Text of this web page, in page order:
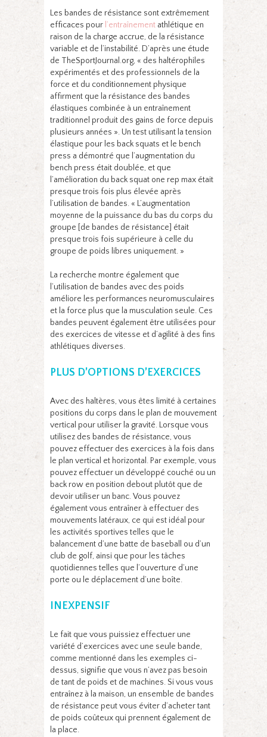
Les bandes de résistance sont extrêmement
efficaces pour l’entraînement athlétique en
raison de la charge accrue, de la résistance
variable et de l’instabilité. D’après une étude
de TheSportJournal.org, « des haltérophiles
expérimentés et des professionnels de la
force et du conditionnement physique
affirment que la résistance des bandes
élastiques combinée à un entraînement
traditionnel produit des gains de force depuis
plusieurs années ». Un test utilisant la tension
élastique pour les back squats et le bench
press a démontré que l’augmentation du
bench press était doublée, et que
l’amélioration du back squat one rep max était
presque trois fois plus élevée après
l’utilisation de bandes. « L’augmentation
moyenne de la puissance du bas du corps du
groupe [de bandes de résistance] était
presque trois fois supérieure à celle du
groupe de poids libres uniquement. »
La recherche montre également que
l’utilisation de bandes avec des poids
améliore les performances neuromusculaires
et la force plus que la musculation seule. Ces
bandes peuvent également être utilisées pour
des exercices de vitesse et d’agilité à des fins
athlétiques diverses.
PLUS D’OPTIONS D’EXERCICES
Avec des haltères, vous êtes limité à certaines
positions du corps dans le plan de mouvement
vertical pour utiliser la gravité. Lorsque vous
utilisez des bandes de résistance, vous
pouvez effectuer des exercices à la fois dans
le plan vertical et horizontal. Par exemple, vous
pouvez effectuer un développé couché ou un
back row en position debout plutôt que de
devoir utiliser un banc. Vous pouvez
également vous entraîner à effectuer des
mouvements latéraux, ce qui est idéal pour
les activités sportives telles que le
balancement d’une batte de baseball ou d’un
club de golf, ainsi que pour les tâches
quotidiennes telles que l’ouverture d’une
porte ou le déplacement d’une boîte.
INEXPENSIF
Le fait que vous puissiez effectuer une
variété d’exercices avec une seule bande,
comme mentionné dans les exemples ci-
dessus, signifie que vous n’avez pas besoin
de tant de poids et de machines. Si vous vous
entraînez à la maison, un ensemble de bandes
de résistance peut vous éviter d’acheter tant
de poids coûteux qui prennent également de
la place.